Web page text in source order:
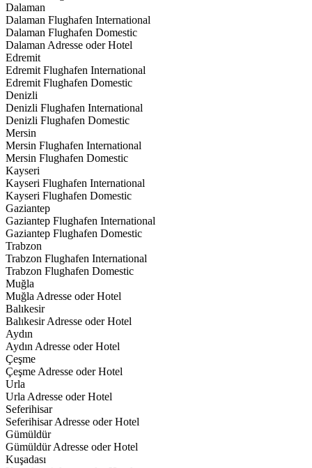
Dalaman
Dalaman Flughafen International
Dalaman Flughafen Domestic
Dalaman Adresse oder Hotel
Edremit
Edremit Flughafen International
Edremit Flughafen Domestic
Denizli
Denizli Flughafen International
Denizli Flughafen Domestic
Mersin
Mersin Flughafen International
Mersin Flughafen Domestic
Kayseri
Kayseri Flughafen International
Kayseri Flughafen Domestic
Gaziantep
Gaziantep Flughafen International
Gaziantep Flughafen Domestic
Trabzon
Trabzon Flughafen International
Trabzon Flughafen Domestic
Muğla
Muğla Adresse oder Hotel
Balıkesir
Balıkesir Adresse oder Hotel
Aydın
Aydın Adresse oder Hotel
Çeşme
Çeşme Adresse oder Hotel
Urla
Urla Adresse oder Hotel
Seferihisar
Seferihisar Adresse oder Hotel
Gümüldür
Gümüldür Adresse oder Hotel
Kuşadası